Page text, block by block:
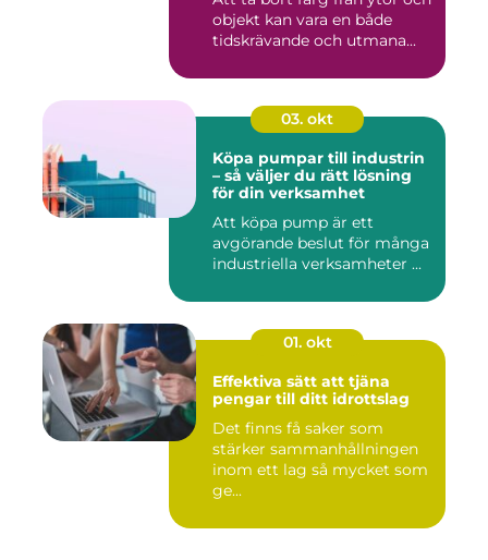
objekt kan vara en både
tidskrävande och utmana...
03. okt
Köpa pumpar till industrin
– så väljer du rätt lösning
för din verksamhet
Att köpa pump är ett
avgörande beslut för många
industriella verksamheter ...
01. okt
Effektiva sätt att tjäna
pengar till ditt idrottslag
Det finns få saker som
stärker sammanhållningen
inom ett lag så mycket som
ge...